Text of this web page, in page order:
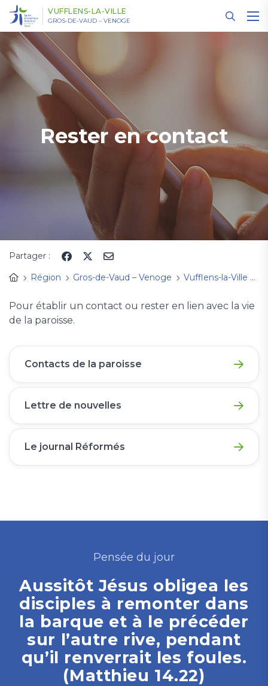
VUFFLENS-LA-VILLE
GROS-DE-VAUD – VENOGE
Rester en contact
Partager :
Région
Gros-de-Vaud – Venoge Vufflens-la-Ville
Pour établir un contact ou rester en lien avec la vie
de la paroisse.
Contacts de la paroisse
Lettre de nouvelles
Le journal Réformés
Pensée du jour
Aussitôt Jésus obligea les
disciples à remonter dans
la barque et à le précéder
sur l’autre rive, pendant
qu’il renverrait les foules.
(Matthieu 14.22)
Panneau de gestion des cookies